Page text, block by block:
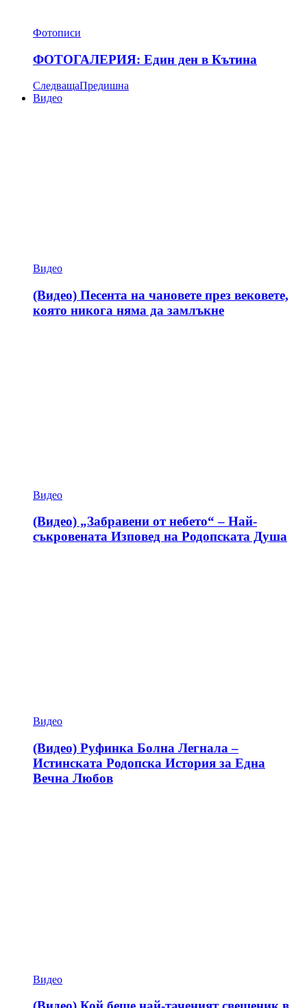
Фотописи
ФОТОГАЛЕРИЯ: Един ден в Кътина
СледващаПредишна
Видео
Видео
(Видео) Песента на чановете през вековете,
която никога няма да замлъкне
Видео
(Видео) „Забравени от небето“ – Най-
съкровената Изповед на Родопската Душа
Видео
(Видео) Руфинка Болна Легнала –
Истинската Родопска История за Една
Вечна Любов
Видео